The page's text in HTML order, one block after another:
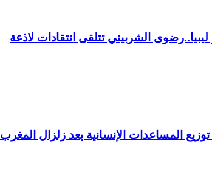
الشربيني تتلقى انتقادات لاذعة
المساعدات الإنسانية بعد زلزال المغرب